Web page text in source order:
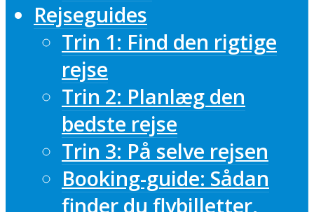
Rejseguides
Trin 1: Find den rigtige
rejse
Trin 2: Planlæg den
bedste rejse
Trin 3: På selve rejsen
Booking-guide: Sådan
finder du flybilletter,